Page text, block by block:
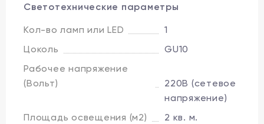
Светотехнические параметры
Кол-во ламп или LED
1
Цоколь
GU10
Рабочее напряжение
(Вольт)
220В (сетевое
напряжение)
Площадь освещения (м2)
2 кв. м.